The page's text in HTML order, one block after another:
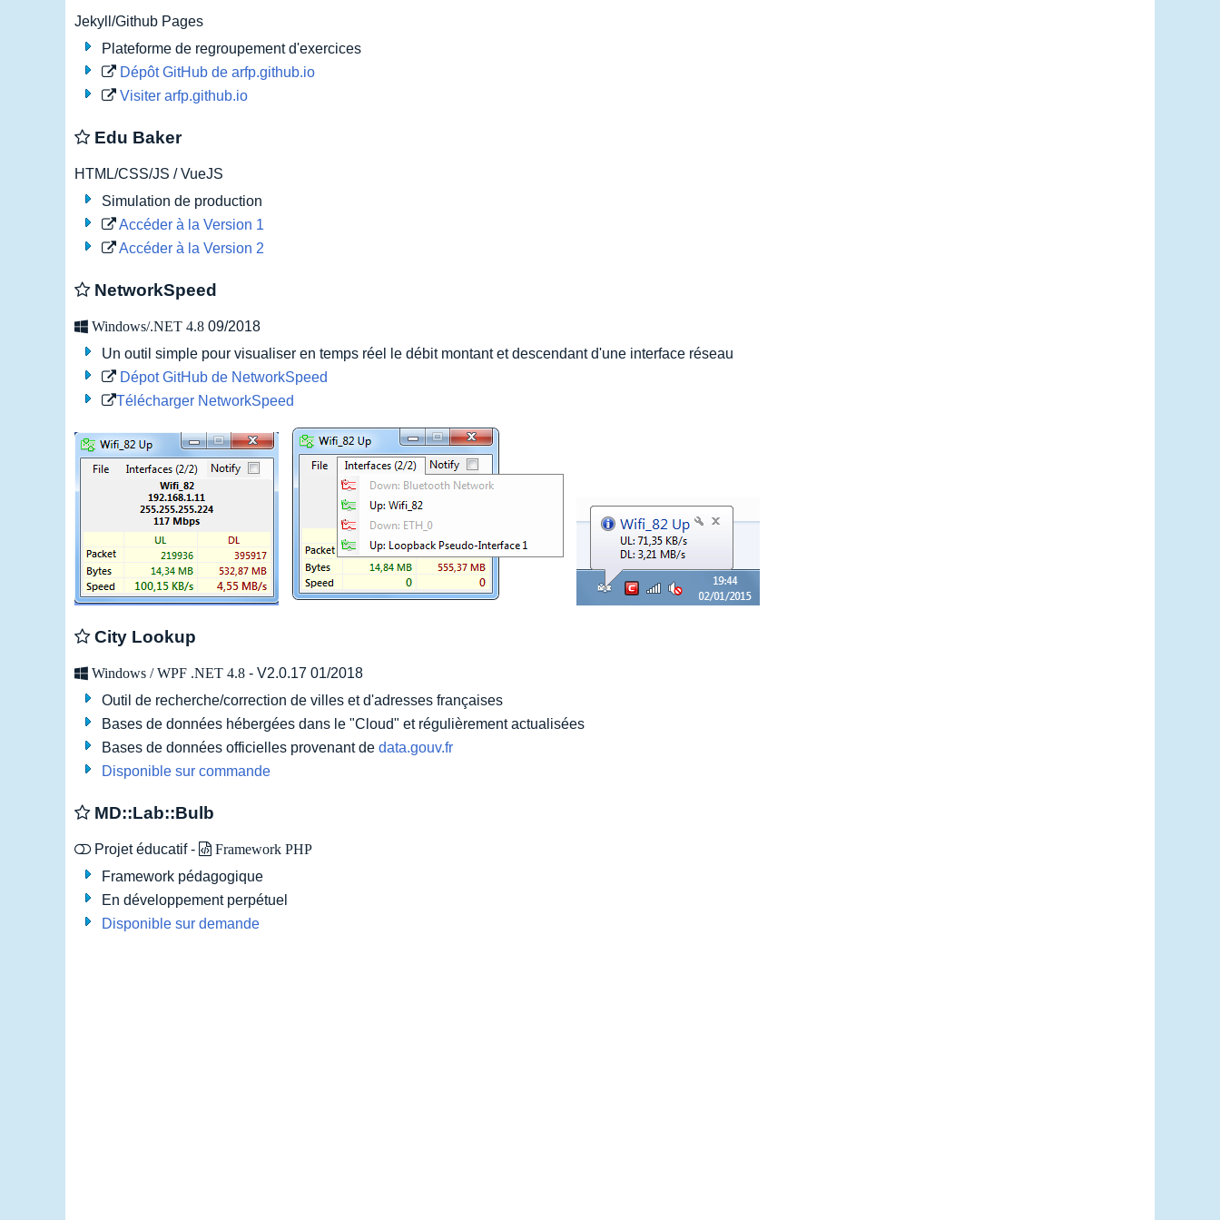
Jekyll/Github Pages
Plateforme de regroupement d'exercices
Dépôt GitHub de arfp.github.io
Visiter arfp.github.io
Edu Baker
HTML/CSS/JS / VueJS
Simulation de production
Accéder à la Version 1
Accéder à la Version 2
NetworkSpeed
Windows/.NET 4.8 09/2018
Un outil simple pour visualiser en temps réel le débit montant et descendant d'une interface réseau
Dépot GitHub de NetworkSpeed
Télécharger NetworkSpeed
City Lookup
Windows / WPF .NET 4.8 - V2.0.17 01/2018
Outil de recherche/correction de villes et d'adresses françaises
Bases de données hébergées dans le "Cloud" et régulièrement actualisées
Bases de données officielles provenant de data.gouv.fr
Disponible sur commande
MD::Lab::Bulb
Projet éducatif - Framework PHP
Framework pédagogique
En développement perpétuel
Disponible sur demande